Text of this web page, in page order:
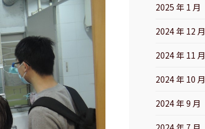
2025 年 1 月
2024 年 12 月
2024 年 11 月
2024 年 10 月
2024 年 9 月